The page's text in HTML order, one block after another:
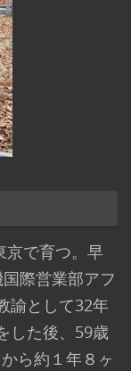
京で育つ。早
際営業部アフ
諭として32年
した後、59歳
ら約１年８ヶ